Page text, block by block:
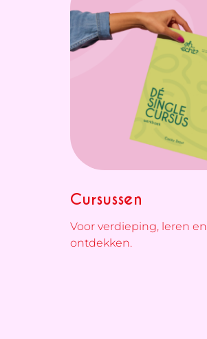
Cursussen
Voor verdieping, leren en
ontdekken.